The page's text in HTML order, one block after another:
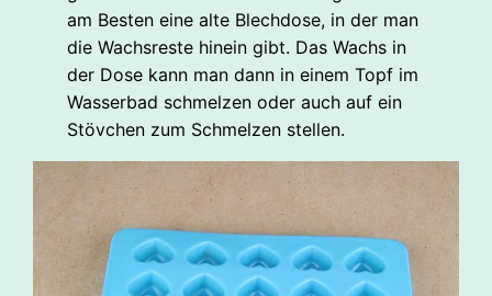
am Besten eine alte Blechdose, in der man
die Wachsreste hinein gibt. Das Wachs in
der Dose kann man dann in einem Topf im
Wasserbad schmelzen oder auch auf ein
Stövchen zum Schmelzen stellen.